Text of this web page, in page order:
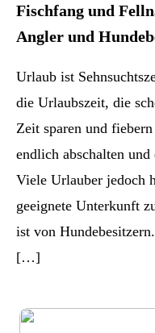
Fischfang und
Angler und
Urlaub ist
die Urlaubszeit, die
Zeit sparen und
endlich abschalten
Viele Urlauber jedoch
geeignete Unterkunft
ist von
[…]